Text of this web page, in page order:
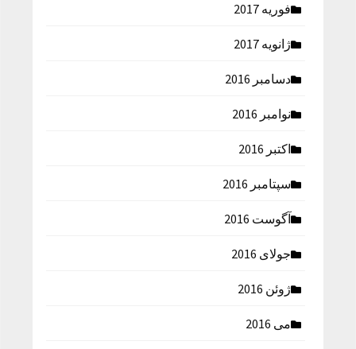
فوریه 2017
ژانویه 2017
دسامبر 2016
نوامبر 2016
اکتبر 2016
سپتامبر 2016
آگوست 2016
جولای 2016
ژوئن 2016
می 2016